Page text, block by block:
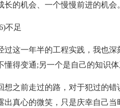
长的机会、一个慢慢前进的机会
不足
过这一年半的工程实践，我也
懂得变通;另一个是自己的知识
想之前走过的路，对于犯过的
出真心的微笑，只是庆幸自己